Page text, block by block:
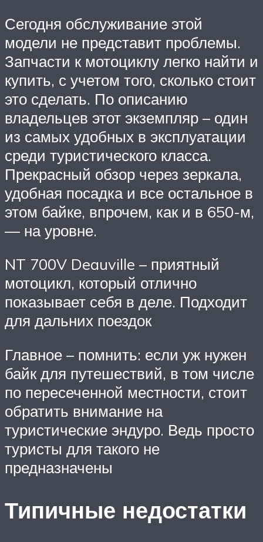
Сегодня обслуживание этой
модели не представит проблемы.
Запчасти к мотоциклу легко найти и
купить, с учетом того, сколько стоит
это сделать. По описанию
владельцев этот экземпляр – один
из самых удобных в эксплуатации
среди туристического класса.
Прекрасный обзор через зеркала,
удобная посадка и все остальное в
этом байке, впрочем, как и в 650-м,
— на уровне.
NT 700V Deauville – приятный
мотоцикл, который отлично
показывает себя в деле. Подходит
для дальних поездок
Главное – помнить: если уж нужен
байк для путешествий, в том числе
по пересеченной местности, стоит
обратить внимание на
туристические эндуро. Ведь просто
туристы для такого не
предназначены
Типичные недостатки